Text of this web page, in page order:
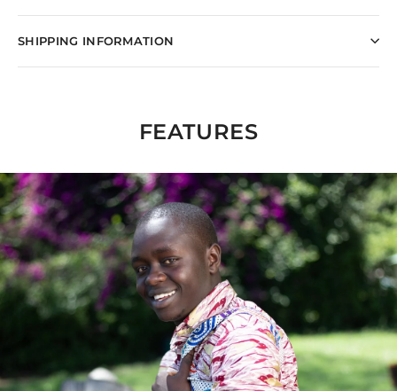
SHIPPING INFORMATION
FEATURES